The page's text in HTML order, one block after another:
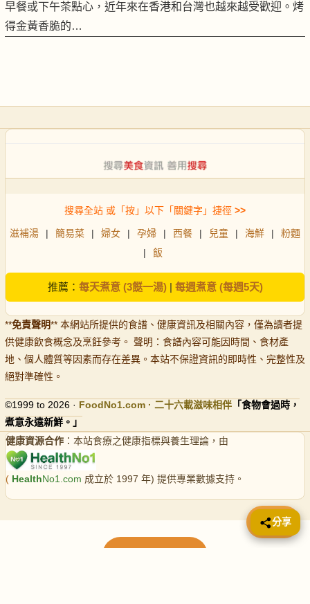
早餐或下午茶點心，近年來在香港和台灣也越來越受歡迎。烤
得金黃香脆的…
搜尋全站 或「按」以下「關鍵字」捷徑 >>
滋補湯 | 簡易菜 | 婦女 | 孕婦 | 西餐 | 兒童 | 海鮮 |
粉麵
|
飯
推薦： 每天煮意 (3餸一湯)| 每週煮意 (每週5天)
**免責聲明** 本網站所提供的食譜、健康資訊及相關內容，僅為讀者提
供健康飲食概念及烹飪參考。 聲明：食譜內容可能因時間、食材產
地、個人體質等因素而存在差異。本站不保證資訊的即時性、完整性及
絕對準確性。
©1999 to 2026 · FoodNo1.com · 二十六載滋味相伴 「食物會過時，
煮意永遠新鮮。」
健康資源合作 ：本站食療之健康指標與養生理論，由
( HealthNo1.com 成立於 1997 年) 提供專業數據支持。
📤 分享
分享